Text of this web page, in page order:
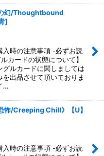
の幻/Thoughtbound
]
入時の注意事項 -必ずお読
カードの状態について】
ルカードに関しましては
出品させて頂いておりま
…
怖/Creeping Chill》【U】
入時の注意事項 -必ずお読